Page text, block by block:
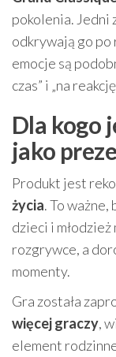
pokolenia. Jedni
odkrywają go po
emocje są
czas” i „na
Dla kogo
jako
Produkt jest
życia. To
dzieci i
rozgrywce, a
momenty.
Gra została
więcej graczy,
element